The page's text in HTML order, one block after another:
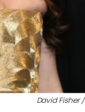
David Fisher